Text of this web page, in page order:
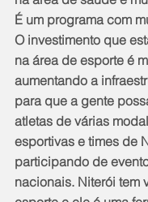
É um programa com
O investimento que
na área de esporte é
aumentando a
para que a gente
atletas de várias
esportivas e times de
participando de
nacionais. Niterói tem